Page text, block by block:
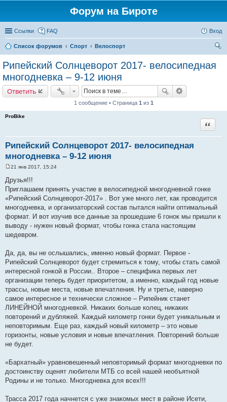
Форум на Бироте
Ссылки FAQ Вход
Список форумов Спорт
Велоспорт
Рипейский Солнцеворот 2017- велосипедная
многодневка – 9-12 июня
Ответить
1 сообщение • Страница 1 из 1
ProBike
Рипейский Солнцеворот 2017- велосипедная
многодневка – 9-12 июня
Цитата
о
б
щ
н
е
21 янв 2017, 15:24
Друзья!!!
Приглашаем принять участие в велосипедной многодневной гонке
«Рипейский Солнцеворот-2017» . Вот уже много лет, как проводится
многодневка, и организаторский состав пытался найти оптимальный
формат. И вот изучив все данные за прошедшие 6 гонок мы пришли к
выводу - нужен новый формат, чтобы гонка стала настоящим
шедевром.
Да, да, вы не ослышались, именно новый формат. Первое -
Рипейский Солнцеворот будет стремиться к тому, чтобы стать самой
интересной гонкой в России.. Второе – специфика первых лет
организации теперь будет приоритетом, а именно, каждый год новые
трассы, новые места, новые впечатления. Ну и третье, наверно
самое интересное и технически сложное – Рипейник станет
ЛИНЕЙНОЙ многодневкой. Никаких больше колец, никаких
повторений и дубляжей. Каждый километр гонки будет уникальным и
неповторимым. Еще раз, каждый новый километр – это новые
горизонты, новые условия и новые впечатления. Повторений больше
не будет.
«Бархатный» уравновешенный неповторимый формат многодневки по
достоинству оценят любители МТБ со всей нашей необъятной
Родины и не только. Многодневка для всех!!!
Трасса 2017 года начнется с уже знакомых мест в районе Исети,